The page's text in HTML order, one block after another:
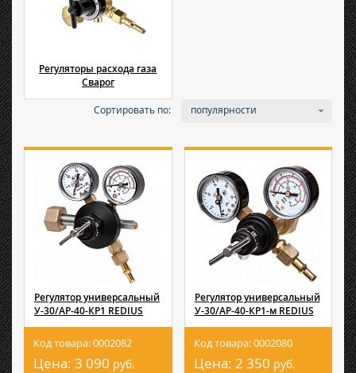
Регуляторы расхода газа
Сварог
Сортировать по: популярности
Регулятор универсальный
У-30/АР-40-КР1 REDIUS
Код товара: 0002082
Цена: 3 090 руб.
Регулятор универсальный
У-30/АР-40-КР1-м REDIUS
Код товара: 0002080
Цена: 2 350 руб.